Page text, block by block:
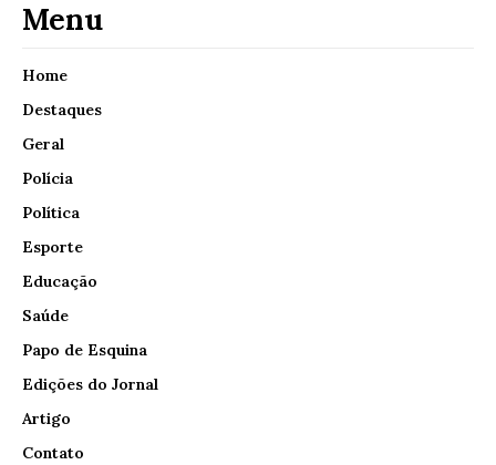
Menu
Home
Destaques
Geral
Polícia
Política
Esporte
Educação
Saúde
Papo de Esquina
Edições do Jornal
Artigo
Contato